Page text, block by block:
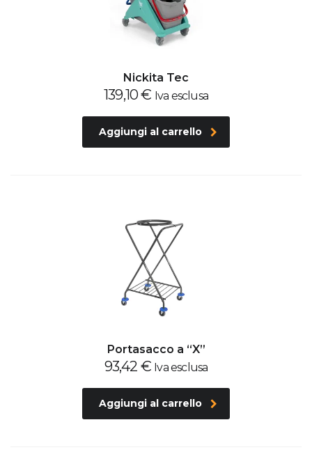
Nickita Tec
139,10€ Iva esclusa
Aggiungi al carrello
Portasacco a “X”
93,42 € Iva esclusa
Aggiungi al carrello